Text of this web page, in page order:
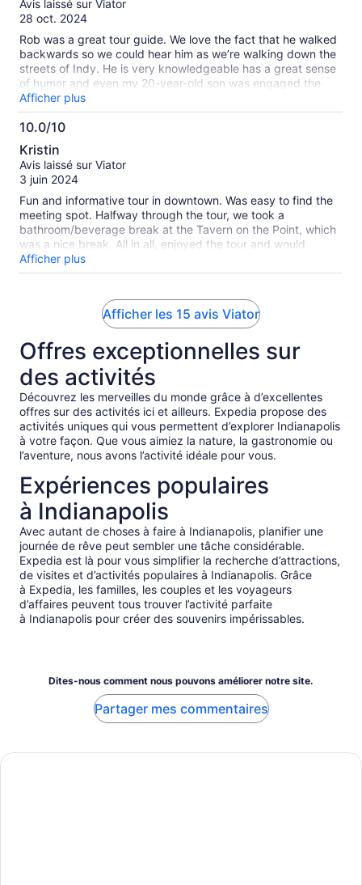
10
Avis laissé sur Viator
28 oct. 2024
Rob was a great tour guide. We love the fact that he walked
backwards so we could hear him as we’re walking down the
streets of Indy. He is very knowledgeable has a great sense
of humor and even my 20-year-old son was engaged the
whole time. We would definitely recommend Rob and his tour
to, anyone visiting Indy. This is something great for a family
to do that doesn’t involve seeing a sports team or alcohol
definitely a bonus ! Rob has great recommendations of
restaurants and other activities to do while in Indy. He is
definitely a wealth of information. Jamie and family
Afficher plus
10.0/10
10.0
sur
10
Kristin
Avis laissé sur Viator
3 juin 2024
Fun and informative tour in downtown. Was easy to find the
meeting spot. Halfway through the tour, we took a
bathroom/beverage break at the Tavern on the Point, which
was a nice break. All in all, enjoyed the tour and would
recommend.
Afficher plus
Afficher les 15 avis Viator
Offres exceptionnelles sur
des activités
Découvrez les merveilles du monde grâce à d’excellentes
offres sur des activités ici et ailleurs. Expedia propose des
activités uniques qui vous permettent d’explorer Indianapolis
à votre façon. Que vous aimiez la nature, la gastronomie ou
l’aventure, nous avons l’activité idéale pour vous.
Expériences populaires
à Indianapolis
Avec autant de choses à faire à Indianapolis, planifier une
journée de rêve peut sembler une tâche considérable.
Expedia est là pour vous simplifier la recherche d’attractions,
de visites et d’activités populaires à Indianapolis. Grâce
à Expedia, les familles, les couples et les voyageurs
d’affaires peuvent tous trouver l’activité parfaite
à Indianapolis pour créer des souvenirs impérissables.
Dites-nous comment nous pouvons améliorer notre site.
Partager mes commentaires